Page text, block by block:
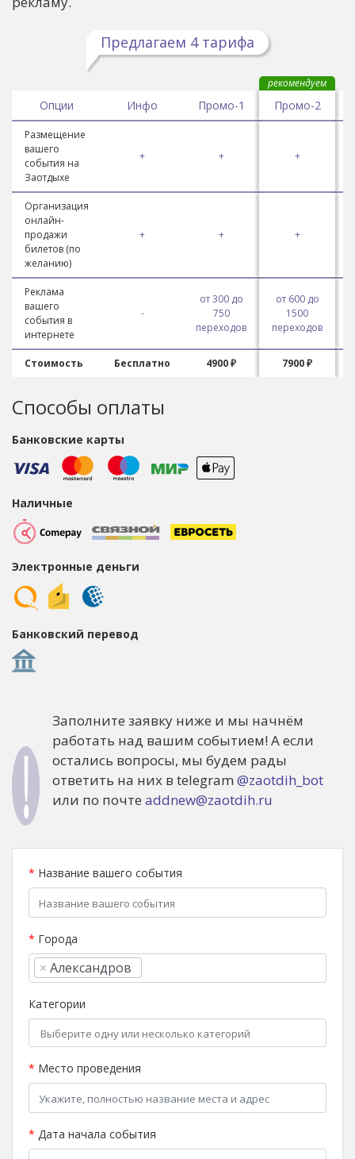
Предлагаем 4 тарифа
Опции Инфо Промо-1
рекомендуем
Промо-2
Размещение
вашего
события на
Заотдыхе
+ + +
Организация
онлайн-
продажи
билетов (по
желанию)
+ + +
Реклама
вашего
события в
интернете
-
от 300 до
750
переходов
от 600 до
1500
переходов
Стоимость Бесплатно 4900 ₽ 7900 ₽
Способы оплаты
Банковские карты
Наличные
Электронные деньги
Банковский перевод
Заполните заявку ниже и мы начнём
работать над вашим событием! А если
остались вопросы, мы будем рады
ответить на них в telegram @zaotdih_bot
или по почте addnew@zaotdih.ru
* Название вашего события
* Города
× Александров
Категории
* Место проведения
* Дата начала события